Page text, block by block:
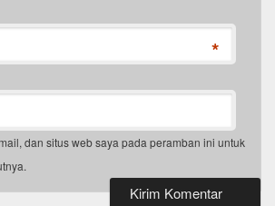
*
dan situs web saya pada peramban ini untuk